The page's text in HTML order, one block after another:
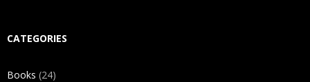
CATEGORIES
Books (24)